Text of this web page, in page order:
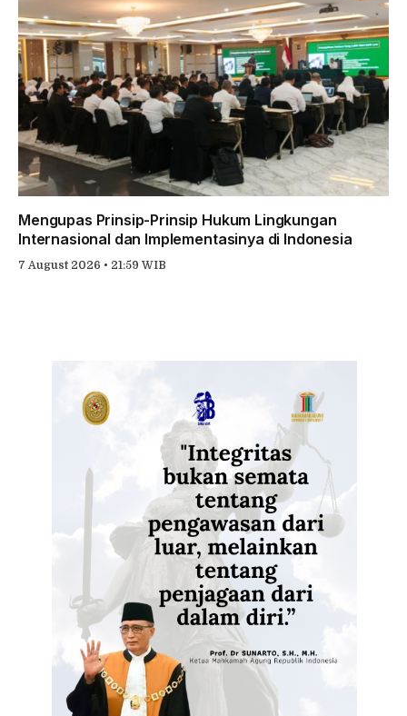
Mengupas Prinsip-Prinsip Hukum Lingkungan
Internasional dan Implementasinya di Indonesia
7 August 2026 • 21:59 WIB